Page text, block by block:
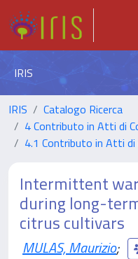
IRIS
IRIS
Catalogo Ricerca
4 Contributo in Atti di
4.1 Contributo in Atti di
Intermittent
during long-
citrus cultivars
MULAS, Maurizio;